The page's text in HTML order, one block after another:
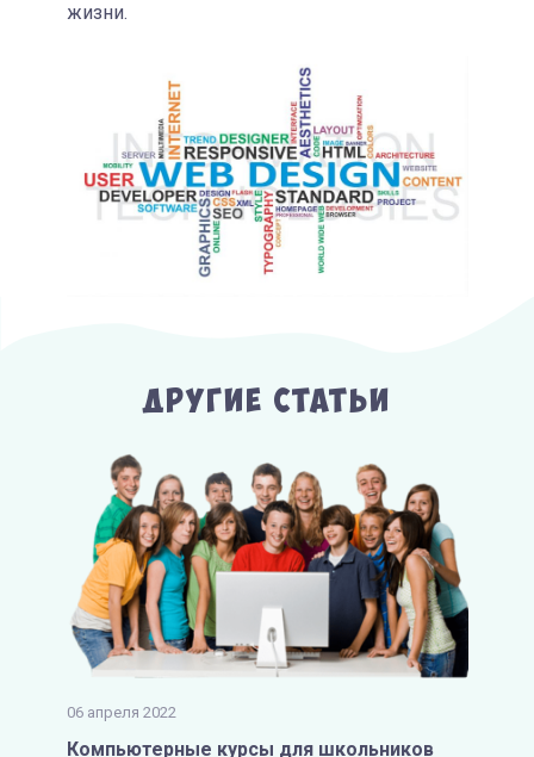
жизни.
Другие Статьи
06 апреля 2022
Компьютерные курсы для школьников